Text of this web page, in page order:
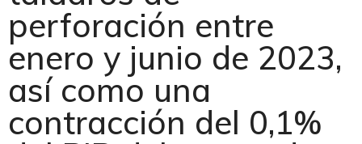
perforación entre
enero y junio de 2023,
así como una
contracción del 0,1%